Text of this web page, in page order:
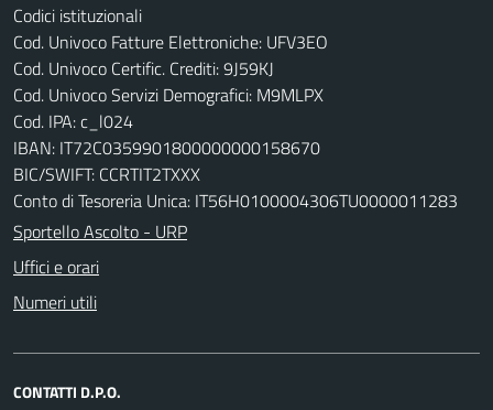
Codici istituzionali
Cod. Univoco Fatture Elettroniche: UFV3EO
Cod. Univoco Certific. Crediti: 9J59KJ
Cod. Univoco Servizi Demografici: M9MLPX
Cod. IPA: c_l024
IBAN: IT72C0359901800000000158670
BIC/SWIFT: CCRTIT2TXXX
Conto di Tesoreria Unica: IT56H0100004306TU0000011283
Sportello Ascolto - URP
Uffici e orari
Numeri utili
CONTATTI D.P.O.